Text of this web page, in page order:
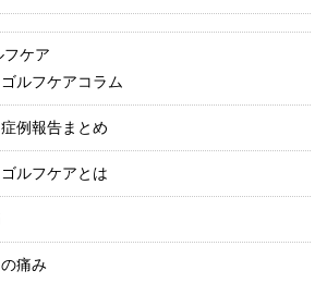
フケア
ルフケアコラム
例報告まとめ
ルフケアとは
痛み